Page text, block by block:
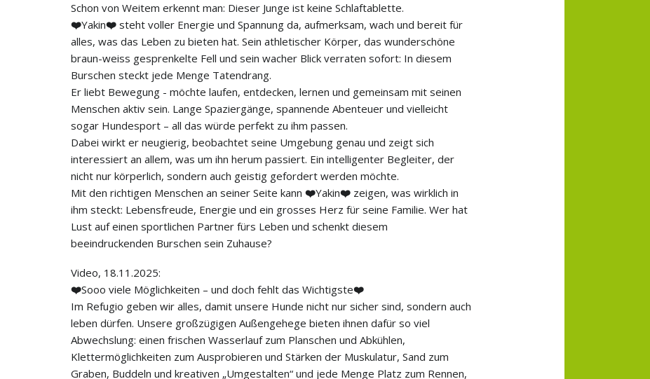
Schon von Weitem erkennt man: Dieser Junge ist keine Schlaftablette.
❤️Yakin❤️ steht voller Energie und Spannung da, aufmerksam, wach und bereit für
alles, was das Leben zu bieten hat. Sein athletischer Körper, das wunderschöne
braun-weiss gesprenkelte Fell und sein wacher Blick verraten sofort: In diesem
Burschen steckt jede Menge Tatendrang.
Er liebt Bewegung - möchte laufen, entdecken, lernen und gemeinsam mit seinen
Menschen aktiv sein. Lange Spaziergänge, spannende Abenteuer und vielleicht
sogar Hundesport – all das würde perfekt zu ihm passen.
Dabei wirkt er neugierig, beobachtet seine Umgebung genau und zeigt sich
interessiert an allem, was um ihn herum passiert. Ein intelligenter Begleiter, der
nicht nur körperlich, sondern auch geistig gefordert werden möchte.
Mit den richtigen Menschen an seiner Seite kann ❤️Yakin❤️ zeigen, was wirklich in
ihm steckt: Lebensfreude, Energie und ein grosses Herz für seine Familie. Wer hat
Lust auf einen sportlichen Partner fürs Leben und schenkt diesem
beeindruckenden Burschen sein Zuhause?
Video, 18.11.2025:
❤️Sooo viele Möglichkeiten – und doch fehlt das Wichtigste❤️
Im Refugio geben wir alles, damit unsere Hunde nicht nur sicher sind, sondern auch
leben dürfen. Unsere großzügigen Außengehege bieten ihnen dafür so viel
Abwechslung: einen frischen Wasserlauf zum Planschen und Abkühlen,
Klettermöglichkeiten zum Ausprobieren und Stärken der Muskulatur, Sand zum
Graben, Buddeln und kreativen „Umgestalten“ und jede Menge Platz zum Rennen,